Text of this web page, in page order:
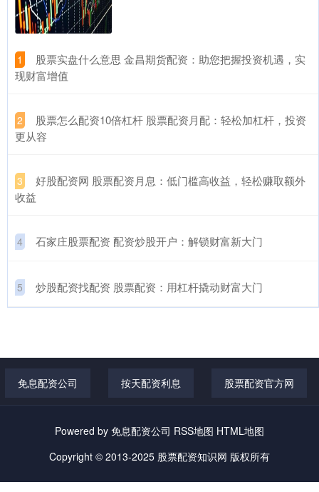
1
​股票实盘什么意思 金昌期货配资：助您把握投资机遇，实
现财富增值
2
​股票怎么配资10倍杠杆 股票配资月配：轻松加杠杆，投资
更从容
3
​好股配资网 股票配资月息：低门槛高收益，轻松赚取额外
收益
4 ​石家庄股票配资 配资炒股开户：解锁财富新大门
5 ​炒股配资找配资 股票配资：用杠杆撬动财富大门
免息配资公司 按天配资利息 股票配资官方网
Powered by 免息配资公司 RSS地图 HTML地图
Copyright © 2013-2025 股票配资知识网 版权所有